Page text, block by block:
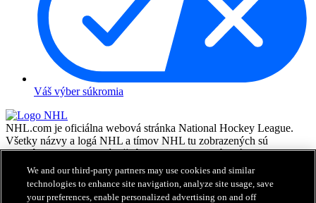
Váš výber súkromia
NHL.com je oficiálna webová stránka National Hockey League.
Všetky názvy a logá NHL a tímov NHL tu zobrazených sú
vlastníctvom NHL a príslušných klubov a nesmú byť
reprodukované bez predchádzajúceho písomného súhlasu NHL
Enterprises, L.P. © NHL 2026. Všetky práva vyhradené. Všetky
dresy tímov NHL costumizované menami a číslami hráčov NHL sú
We and our third-party partners may use cookies and similar
technologies to enhance site navigation, analyze site usage, save
your preferences, enable personalized advertising on and off